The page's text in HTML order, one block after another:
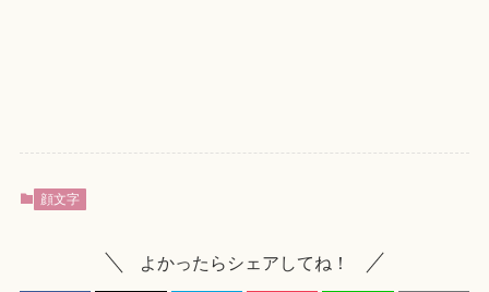
顔文字
よかったらシェアしてね！